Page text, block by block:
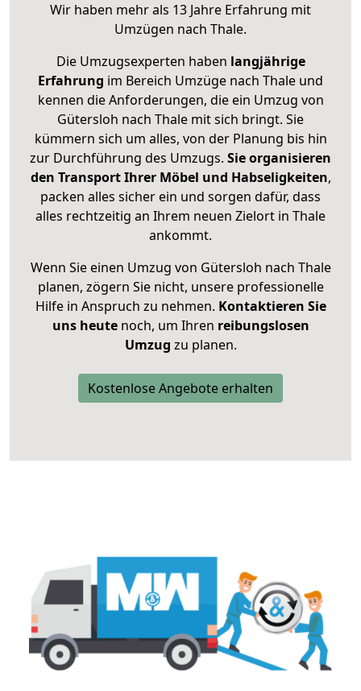
Wir haben mehr als 13 Jahre Erfahrung mit
Umzügen nach Thale.
Die Umzugsexperten haben langjährige
Erfahrung im Bereich Umzüge nach Thale und
kennen die Anforderungen, die ein Umzug von
Gütersloh nach Thale mit sich bringt. Sie
kümmern sich um alles, von der Planung bis hin
zur Durchführung des Umzugs. Sie organisieren
den Transport Ihrer Möbel und Habseligkeiten,
packen alles sicher ein und sorgen dafür, dass
alles rechtzeitig an Ihrem neuen Zielort in Thale
ankommt.
Wenn Sie einen Umzug von Gütersloh nach Thale
planen, zögern Sie nicht, unsere professionelle
Hilfe in Anspruch zu nehmen. Kontaktieren Sie
uns heutenoch, um Ihren reibungslosen
Umzug zu planen.
Kostenlose Angebote erhalten